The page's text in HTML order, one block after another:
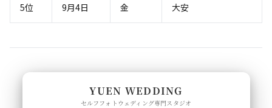
5位 9月4日 金 大安
YUEN WEDDING
セルフフォトウェディング専門スタジオ